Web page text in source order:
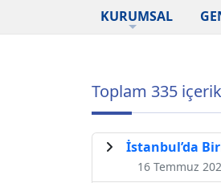
KURUMSAL
Toplam 335
İstanbul’da
16 Temmuz